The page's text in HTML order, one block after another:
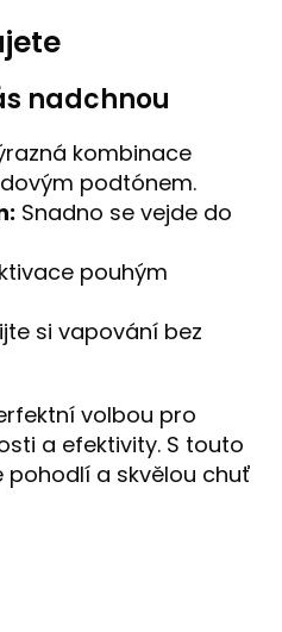
nadchnou
kombinace
podtónem.
Snadno se vejde do
pouhým
si vapování bez
volbou pro
a efektivity. S touto
a skvělou chuť